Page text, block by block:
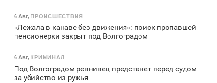
6 Авг, ПРОИСШЕСТВИЯ
«Лежала в канаве без движения»: поиск пропавшей
пенсионерки закрыт под Волгоградом
6 Авг, КРИМИНАЛ
Под Волгоградом ревнивец предстанет перед судом
за убийство из ружья